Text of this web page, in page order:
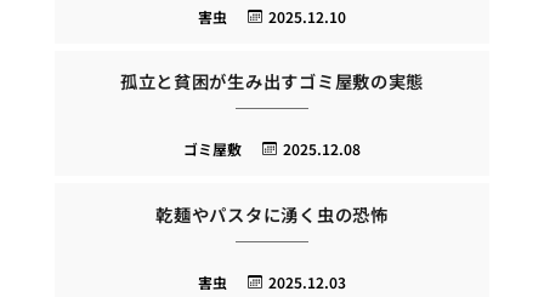
2025.12.10
害虫
孤立と貧困が生み出すゴミ屋敷の実態
2025.12.08
ゴミ屋敷
乾麺やパスタに湧く虫の恐怖
2025.12.03
害虫